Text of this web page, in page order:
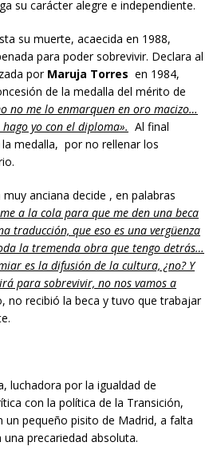
su carácter alegre e independiente.
su muerte, acaecida en 1988,
para poder sobrevivir. Declara al
por Maruja Torres en 1984,
de la medalla del mérito de
no me lo enmarquen en oro macizo…
yo con el diploma». Al final
medalla, por no rellenar los
anciana decide , en palabras
a la cola para que me den una beca
traducción, que eso es una vergüenza
la tremenda obra que tengo detrás…
es la difusión de la cultura, ¿no? Y
para sobrevivir, no nos vamos a
no recibió la beca y tuvo que trabajar
luchadora por la igualdad de
con la política de la Transición,
un pequeño pisito de Madrid, a falta
precariedad absoluta.